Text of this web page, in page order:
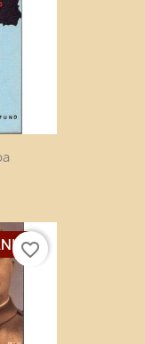
favorite_border